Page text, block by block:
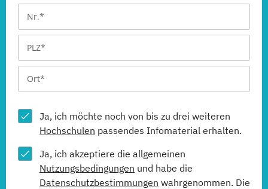
Ja, ich möchte noch von bis zu drei weiteren
Hochschulen passendes Infomaterial erhalten.
Ja, ich akzeptiere die allgemeinen
Nutzungsbedingungen und habe die
Datenschutzbestimmungen wahrgenommen. Die